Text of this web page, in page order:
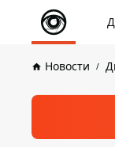
Новости